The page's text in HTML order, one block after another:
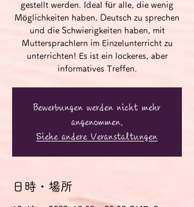
gestellt werden. Ideal für alle, die wenig
Möglichkeiten haben, Deutsch zu sprechen
und die Schwierigkeiten haben, mit
Muttersprachlern im Einzelunterricht zu
unterrichten! Es ist ein lockeres, aber
informatives Treffen.
Bewerbungen werden nicht mehr
angenommen.
Siehe andere Veranstaltungen
日時・場所